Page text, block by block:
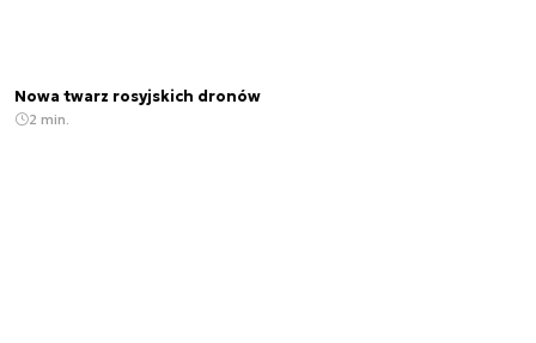
Nowa twarz rosyjskich dronów
2 min.